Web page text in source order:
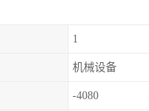
1
机械设备
-4080